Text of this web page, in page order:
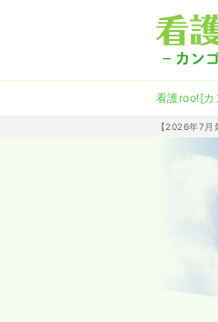
看護roo![カ
【2026年7